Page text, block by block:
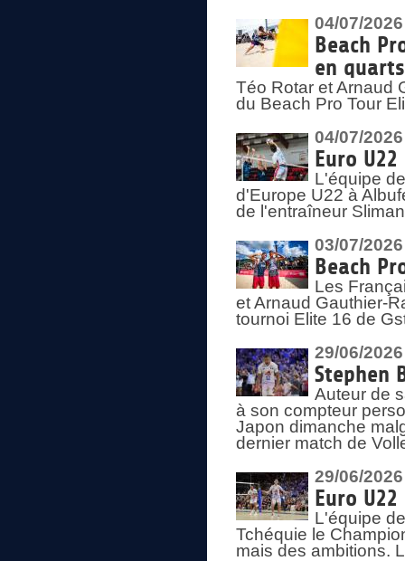
04/07/2026
Beach
en quarts
Téo Rotar et Arnaud
du Beach Pro Tour
04/07/2026
Euro
L'équipe
d'Europe U22 à
de l'entraîneur
03/07/2026
Beach
Les
et Arnaud Gauthier-
tournoi Elite 16 de
29/06/2026
Stephen
Auteur de
à son compteur
Japon dimanche
dernier match de
29/06/2026
Euro
L'équipe
Tchéquie le
mais des ambitions.